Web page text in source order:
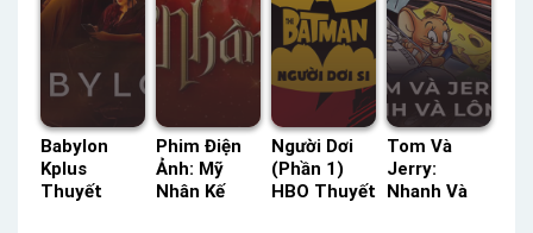
Babylon
Kplus
Thuyết
Phim Điện
Ảnh: Mỹ
Nhân Kế
Người Dơi
(Phần 1)
HBO Thuyết
Tom Và
Jerry:
Nhanh Và